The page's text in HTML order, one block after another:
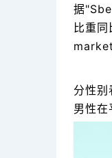
据
比重
分性
男性在